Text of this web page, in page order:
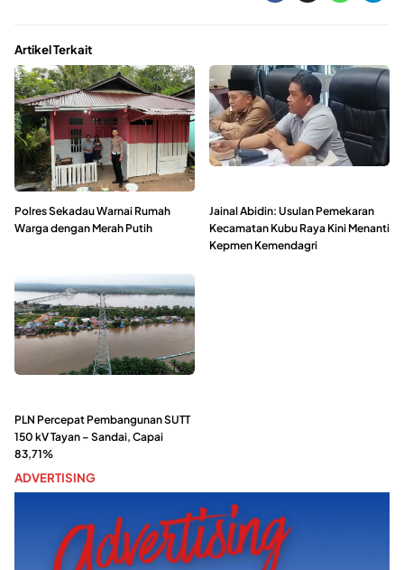
Artikel Terkait
Polres Sekadau Warnai Rumah
Warga dengan Merah Putih
Jainal Abidin: Usulan Pemekaran
Kecamatan Kubu Raya Kini Menanti
Kepmen Kemendagri
PLN Percepat Pembangunan SUTT
150 kV Tayan – Sandai, Capai
83,71%
ADVERTISING